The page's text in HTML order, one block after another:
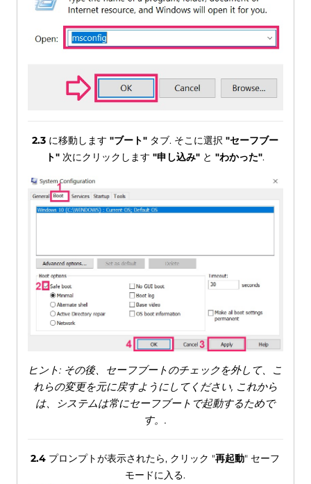
2.3 に移動します"ブート" タブ. そこに選択"セーフブー
ト" 次にクリックします"申し込み" と"わかった".
ヒント: その後、セーフブートのチェックを外して、こ
れらの変更を元に戻すようにしてください, これから
は、システムは常にセーフブートで起動するためで
す。.
2.4 プロンプトが表示されたら, クリック "再起動" セーフ
モードに入る.